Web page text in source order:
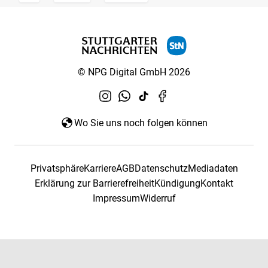
© NPG Digital GmbH 2026
Wo Sie uns noch folgen können
PrivatsphäreKarriereAGBDatenschutzMediadaten
Erklärung zur BarrierefreiheitKündigungKontakt
ImpressumWiderruf